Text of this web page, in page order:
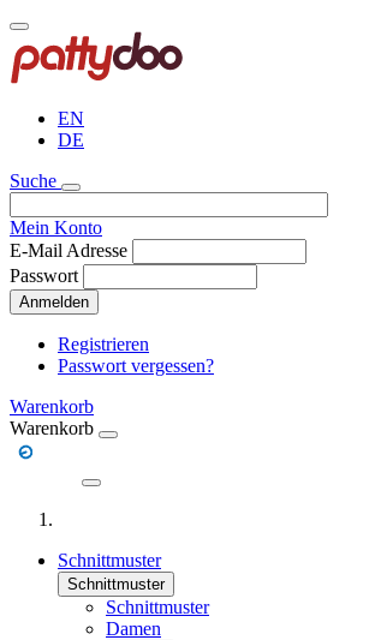
Direkt
zum
Inhalt
EN
DE
Suche
Mein Konto
E-Mail Adresse
Passwort
Anmelden
Registrieren
Passwort vergessen?
Warenkorb
Warenkorb
Schnittmuster
Schnittmuster
Schnittmuster
Damen